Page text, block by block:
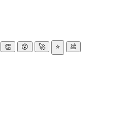
👏 😮 🚀 ⭐ 💩